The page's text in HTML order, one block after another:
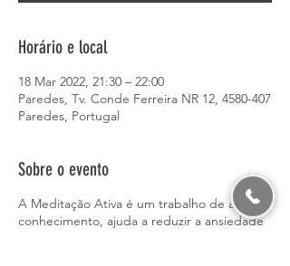
Horário e local
18 Mar 2022, 21:30 – 22:00
Paredes, Tv. Conde Ferreira NR 12, 4580-407
Paredes, Portugal
Sobre o evento
A Meditação Ativa é um trabalho de auto
conhecimento, ajuda a reduzir a ansiedade